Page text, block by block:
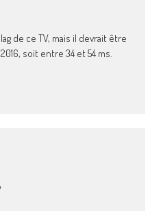
de ce TV, mais il devrait être
soit entre 34 et 54 ms.